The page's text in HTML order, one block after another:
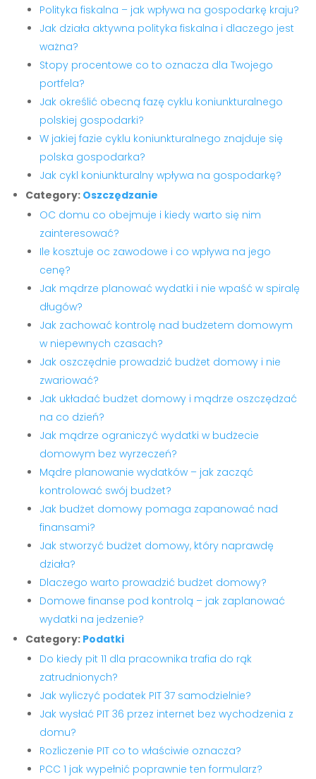
Polityka fiskalna – jak wpływa na gospodarkę kraju?
Jak działa aktywna polityka fiskalna i dlaczego jest
ważna?
Stopy procentowe co to oznacza dla Twojego
portfela?
Jak określić obecną fazę cyklu koniunkturalnego
polskiej gospodarki?
W jakiej fazie cyklu koniunkturalnego znajduje się
polska gospodarka?
Jak cykl koniunkturalny wpływa na gospodarkę?
Category: Oszczędzanie
OC domu co obejmuje i kiedy warto się nim
zainteresować?
Ile kosztuje oc zawodowe i co wpływa na jego
cenę?
Jak mądrze planować wydatki i nie wpaść w spiralę
długów?
Jak zachować kontrolę nad budżetem domowym
w niepewnych czasach?
Jak oszczędnie prowadzić budżet domowy i nie
zwariować?
Jak układać budżet domowy i mądrze oszczędzać
na co dzień?
Jak mądrze ograniczyć wydatki w budżecie
domowym bez wyrzeczeń?
Mądre planowanie wydatków – jak zacząć
kontrolować swój budżet?
Jak budżet domowy pomaga zapanować nad
finansami?
Jak stworzyć budżet domowy, który naprawdę
działa?
Dlaczego warto prowadzić budżet domowy?
Domowe finanse pod kontrolą – jak zaplanować
wydatki na jedzenie?
Category: Podatki
Do kiedy pit 11 dla pracownika trafia do rąk
zatrudnionych?
Jak wyliczyć podatek PIT 37 samodzielnie?
Jak wysłać PIT 36 przez internet bez wychodzenia z
domu?
Rozliczenie PIT co to właściwie oznacza?
PCC 1 jak wypełnić poprawnie ten formularz?